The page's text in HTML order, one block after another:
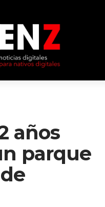
años
parque